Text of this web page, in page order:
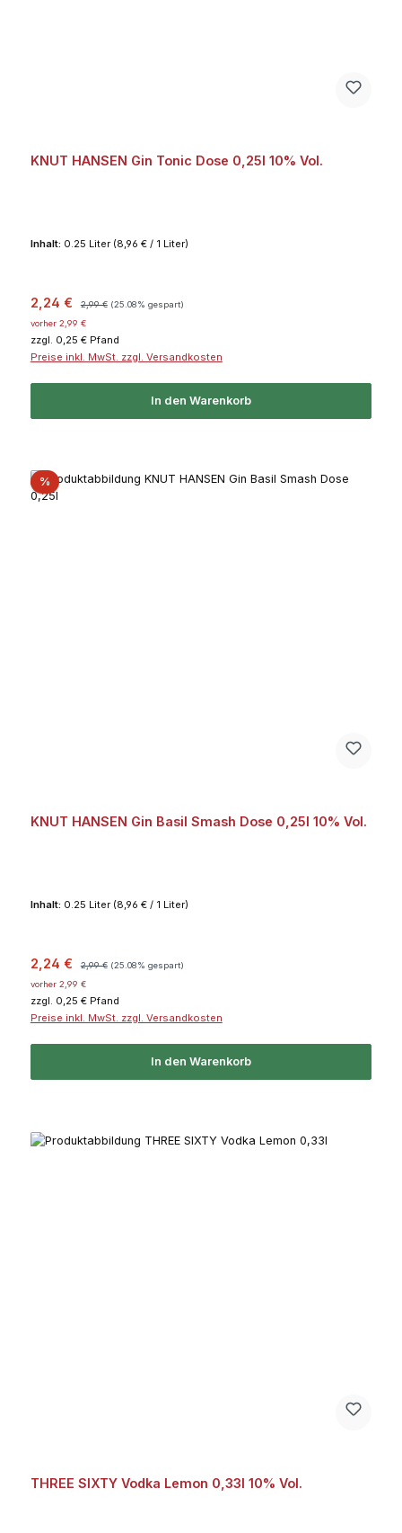
KNUT HANSEN Gin Tonic Dose 0,25l 10% Vol.
Inhalt: 0.25 Liter (8,96 € / 1 Liter)
Verkaufspreis:
2,24 € 2,99 € (25.08% gespart)
vorher 2,99 €
zzgl. 0,25 € Pfand
Preise inkl. MwSt. zzgl. Versandkosten
In den Warenkorb
%Rabatt
KNUT HANSEN Gin Basil Smash Dose 0,25l 10% Vol.
Inhalt: 0.25 Liter (8,96 € / 1 Liter)
Verkaufspreis:
2,24 € 2,99 € (25.08% gespart)
vorher 2,99 €
zzgl. 0,25 € Pfand
Preise inkl. MwSt. zzgl. Versandkosten
In den Warenkorb
THREE SIXTY Vodka Lemon 0,33l 10% Vol.